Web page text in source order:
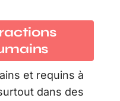
et requins à
dans des